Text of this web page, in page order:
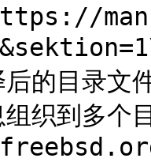
的目录文
组织到多